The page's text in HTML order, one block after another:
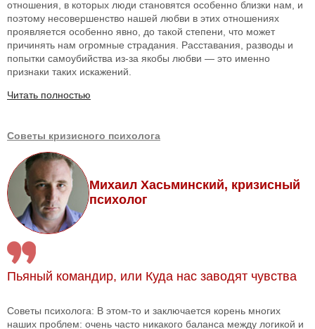
отношения, в которых люди становятся особенно близки нам, и
поэтому несовершенство нашей любви в этих отношениях
проявляется особенно явно, до такой степени, что может
причинять нам огромные страдания. Расставания, разводы и
попытки самоубийства из-за якобы любви — это именно
признаки таких искажений.
Читать полностью
Советы кризисного психолога
Михаил Хасьминский, кризисный
психолог
Пьяный командир, или Куда нас заводят чувства
Советы психолога: В этом-то и заключается корень многих
наших проблем: очень часто никакого баланса между логикой и